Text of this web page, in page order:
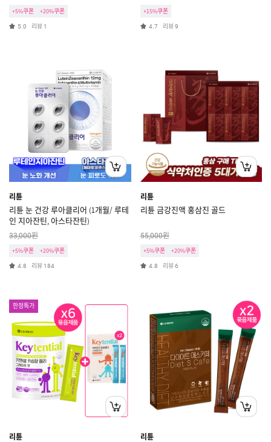
+5%쿠폰 +20%쿠폰
5.0 리뷰 1
+15%쿠폰
4.7 리뷰9
리튠
리튠 눈 건강 루아클리어 (1개월/ 루테
인 지아잔틴, 아스타잔틴)
33,000원
+5%쿠폰 +20%쿠폰
4.8 리뷰 184
리튠
리튠 금강진액 홍삼진 골드
55,000원
+5%쿠폰 +20%쿠폰
4.8 리뷰6
한정특가
리튠 리튠